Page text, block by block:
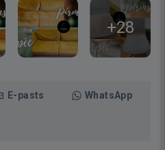
+28
E-pasts WhatsApp